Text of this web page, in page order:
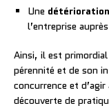
Une
l’entreprise
Ainsi, il est
pérennité et de son
concurrence et
découverte de